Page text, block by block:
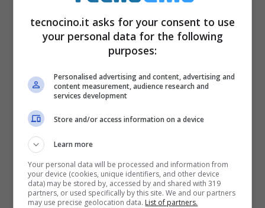
successivamente anche laGuardia di
Finanzacercando di portare tutte le
possibili
tecnocino.it asks for your consent to use
your personal data for the following
purposes:
Personalised advertising and content, advertising and
content measurement, audience research and
services development
Store and/or access information on a device
Learn more
Your personal data will be processed and information from
your device (cookies, unique identifiers, and other device
data) may be stored by, accessed by and shared with 319
partners, or used specifically by this site. We and our partners
may use precise geolocation data. List of partners.